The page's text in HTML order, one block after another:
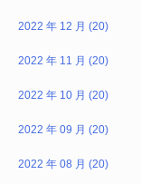
2022 年 12 月 (20)
2022 年 11 月 (20)
2022 年 10 月 (20)
2022 年 09 月 (20)
2022 年 08 月 (20)